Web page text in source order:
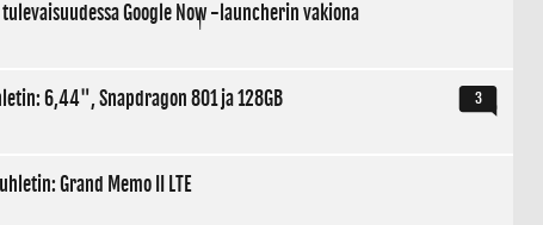
Google Now -launcherin vakiona
3
6,44", Snapdragon 801 ja 128GB
Grand Memo II LTE